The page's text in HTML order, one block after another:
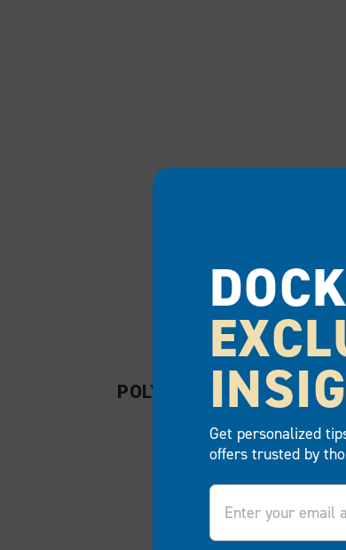
POLYETYLENBENK MED
Get personalized
offers trusted by
Email